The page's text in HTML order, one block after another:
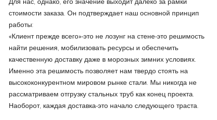
Для нас, однако, его значение выходит далеко за рамки
стоимости заказа. Он подтверждает наш основной принцип
работы:
«Клиент прежде всего»-это не лозунг на стене-это решимость
найти решения, мобилизовать ресурсы и обеспечить
качественную доставку даже в морозных зимних условиях.
Именно эта решимость позволяет нам твердо стоять на
высококонкурентном мировом рынке стали. Мы никогда не
рассматриваем отгрузку стальных труб как конец проекта.
Наоборот, каждая доставка-это начало следующего траста.